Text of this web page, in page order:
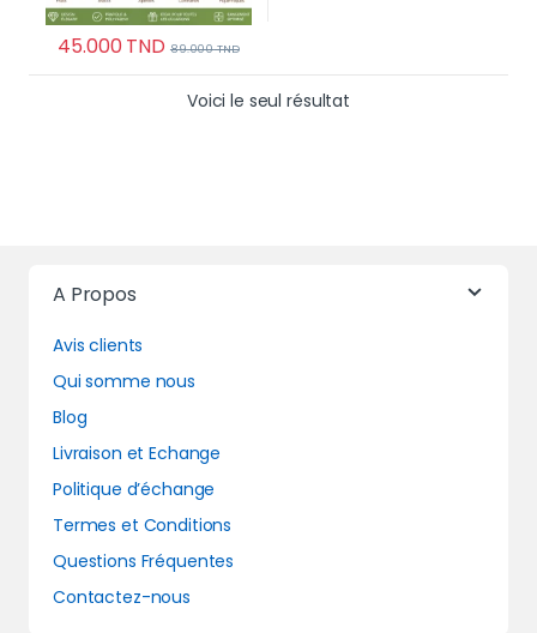
45.000TND 89.000TND
Voici le seul résultat
A Propos
Avis clients
Qui somme nous
Blog
Livraison et Echange
Politique d’échange
Termes et Conditions
Questions Fréquentes
Contactez-nous